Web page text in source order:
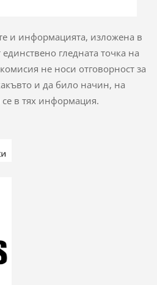
и информацията, изложена в
единствено гледната точка на
не носи отговорност за
и да било начин, на
в тях информация.